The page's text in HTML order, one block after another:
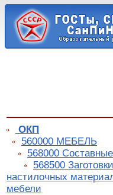
ОКП
560000 МЕБЕЛЬ
568000
568500
настилочных
мебели